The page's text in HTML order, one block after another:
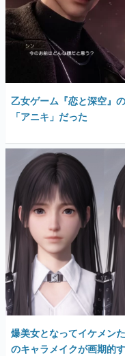
乙女ゲーム『恋と深空』
「アニキ」だった
爆美女となってイケメン
のキャラメイクが画期的